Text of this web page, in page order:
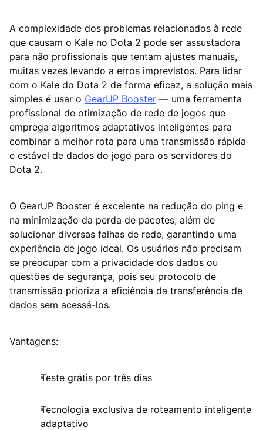
A complexidade dos problemas relacionados à rede
que causam o Kale no Dota 2 pode ser assustadora
para não profissionais que tentam ajustes manuais,
muitas vezes levando a erros imprevistos. Para lidar
com o Kale do Dota 2 de forma eficaz, a solução mais
simples é usar o GearUP Booster — uma ferramenta
profissional de otimização de rede de jogos que
emprega algoritmos adaptativos inteligentes para
combinar a melhor rota para uma transmissão rápida
e estável de dados do jogo para os servidores do
Dota 2.
O GearUP Booster é excelente na redução do ping e
na minimização da perda de pacotes, além de
solucionar diversas falhas de rede, garantindo uma
experiência de jogo ideal. Os usuários não precisam
se preocupar com a privacidade dos dados ou
questões de segurança, pois seu protocolo de
transmissão prioriza a eficiência da transferência de
dados sem acessá-los.
Vantagens:
Teste grátis por três dias
Tecnologia exclusiva de roteamento inteligente
adaptativo